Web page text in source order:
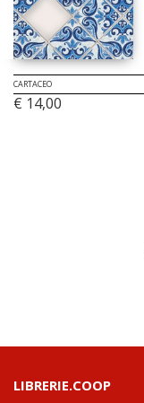
CARTACEO
€ 14,00
LIBRERIE.COOP